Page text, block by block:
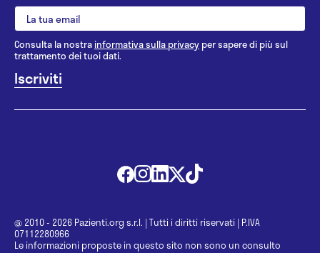
Consulta la nostrainformativa sulla privacy per sapere di più sul
trattamento dei tuoi dati.
@ 2010 - 2026 Pazienti.org s.r.l. | Tutti i diritti riservati | P.IVA
07112280966
Le informazioni proposte in questo sito non sono un consulto